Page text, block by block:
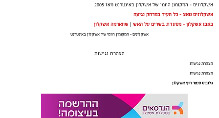
אשקלונים - המקומון היומי של אשקלון באינטרנט מאז 2005
אשקלונים טאצ - כל העיר במרחק נגיעה
באבו אשקלון - מסעדת בשרים על האש | שווארמה אשקלון
אשקלונים - המקומון היומי של אשקלון באינטרנט
הצהרת נגישות
הצהרת נגישות
הצהרת נגישות
גלובוס סנטר חוף אשקלון